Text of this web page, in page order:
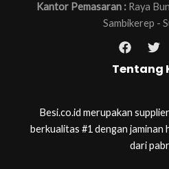
Kantor Pemasaran : Raya
Sambikerep -
Tentang
Besi.co.id merupakan
berkualitas #1 dengan
dari